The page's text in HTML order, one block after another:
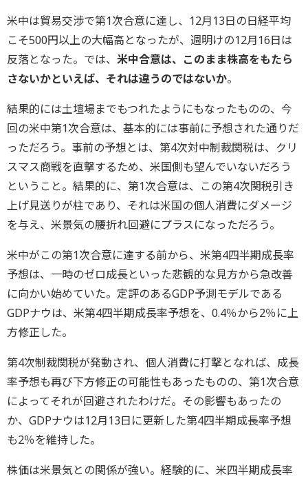
米中は貿易交渉で第1次合意に達し、12月13日の日経平均
こそ500円以上の大幅高となったが、週明けの12月16日は
反落となった。では、 米中合意は、このまま株高をもたら
さないかといえば、それは違うのではないか。
結果的には土壇場までもつれたようにもなったものの、今
回の米中第1次合意は、基本的には事前に予想された通りだ
っただろう。事前の予想とは、第4次対中制裁関税は、クリ
スマス商戦を直撃するため、米国側も望んでいないだろう
ということ。結果的に、第1次合意は、この第4次関税引き
上げ見送りが柱であり、それは米国の個人消費にダメージ
を与え、米景気の腰折れ回避にプラスになっただろう。
米中がこの第1次合意に達する前から、米第4四半期成長率
予想は、一時のゼロ成長といった悲観的な見方から急改善
に向かい始めていた。定評のあるGDP予測モデルである
GDPナウは、米第4四半期成長率予想を、0.4％から2％に上
方修正した。
第4次制裁関税が発動され、個人消費に打撃となれば、成長
率予想も再び下方修正の可能性もあったものの、第1次合意
によってそれが回避されたわけだ。その影響もあったの
か、GDPナウは12月13日に更新した第4四半期成長率予想
も2％を維持した。
株価は米景気との関係が強い。経験的に、米四半期成長率